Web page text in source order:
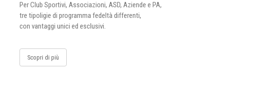
Per Club Sportivi, Associazioni, ASD, Aziende e PA,
tre tipoligie di programma fedeltà differenti,
con vantaggi unici ed esclusivi.
Scopri di più